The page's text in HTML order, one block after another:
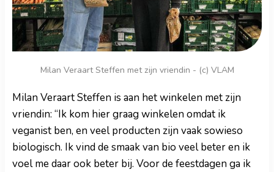
Milan Veraart Steffen met zijn vriendin - (c) VLAM
Milan Veraart Steffen is aan het winkelen met zijn
vriendin: “Ik kom hier graag winkelen omdat ik
veganist ben, en veel producten zijn vaak sowieso
biologisch. Ik vind de smaak van bio veel beter en ik
voel me daar ook beter bij. Voor de feestdagen ga ik